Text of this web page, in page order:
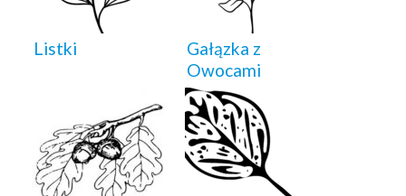
Listki
Gałązka z
Owocami